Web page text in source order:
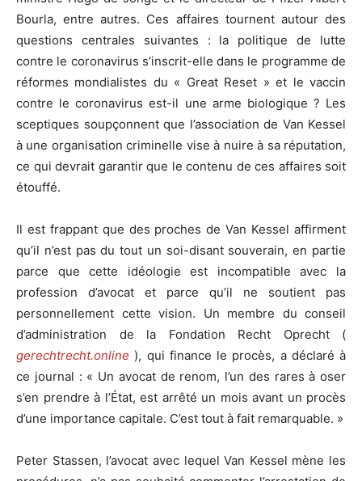
Bourla, entre autres. Ces affaires tournent autour des
questions centrales suivantes : la politique de lutte
contre le coronavirus s’inscrit-elle dans le programme de
réformes mondialistes du « Great Reset » et le vaccin
contre le coronavirus est-il une arme biologique ? Les
sceptiques soupçonnent que l’association de Van Kessel
à une organisation criminelle vise à nuire à sa réputation,
ce qui devrait garantir que le contenu de ces affaires soit
étouffé.
Il est frappant que des proches de Van Kessel affirment
qu’il n’est pas du tout un soi-disant souverain, en partie
parce que cette idéologie est incompatible avec la
profession d’avocat et parce qu’il ne soutient pas
personnellement cette vision. Un membre du conseil
d’administration de la Fondation Recht Oprecht (
gerechtrecht.online ), qui finance le procès, a déclaré à
ce journal : « Un avocat de renom, l’un des rares à oser
s’en prendre à l’État, est arrêté un mois avant un procès
d’une importance capitale. C’est tout à fait remarquable. »
Peter Stassen, l’avocat avec lequel Van Kessel mène les